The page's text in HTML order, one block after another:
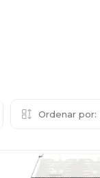
Ordenar por: